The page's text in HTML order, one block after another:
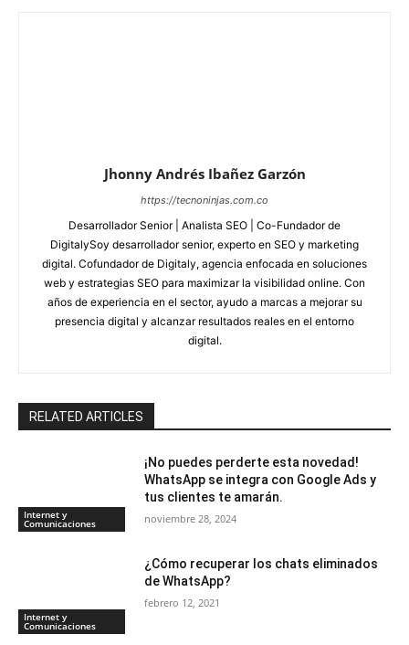
Jhonny Andrés Ibañez Garzón
https://tecnoninjas.com.co
Desarrollador Senior | Analista SEO | Co-Fundador de
DigitalySoy desarrollador senior, experto en SEO y marketing
digital. Cofundador de Digitaly, agencia enfocada en soluciones
web y estrategias SEO para maximizar la visibilidad online. Con
años de experiencia en el sector, ayudo a marcas a mejorar su
presencia digital y alcanzar resultados reales en el entorno
digital.
RELATED ARTICLES
Internet y
Comunicaciones
¡No puedes perderte esta novedad!
WhatsApp se integra con Google Ads y
tus clientes te amarán.
noviembre 28, 2024
Internet y
Comunicaciones
¿Cómo recuperar los chats eliminados
de WhatsApp?
febrero 12, 2021